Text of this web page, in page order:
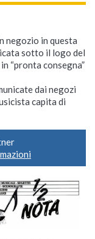
negozio in questa
sotto il logo del
“pronta consegna”
dai negozi
capita di